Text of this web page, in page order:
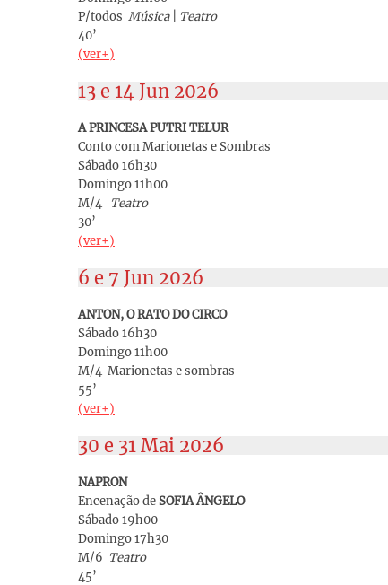
P/todos Música
Teatro
40’
(ver+)
13 e 14 Jun 2026
A PRINCESA PUTRI TELUR
Conto com Marionetas e Sombras
Sábado 16h30
Domingo 11h00
M/4
Teatro
30’
(ver+)
6 e 7 Jun 2026
ANTON, O RATO DO CIRCO
Sábado 16h30
Domingo 11h00
M/4 Marionetas e sombras
55’
(ver+)
30 e 31 Mai 2026
NAPRON
Encenação deSOFIA ÂNGELO
Sábado 19h00
Domingo 17h30
M/6 Teatro
45’